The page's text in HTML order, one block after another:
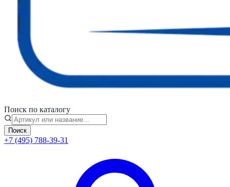
Поиск по каталогу
Поиск
+7 (495) 788-39-31